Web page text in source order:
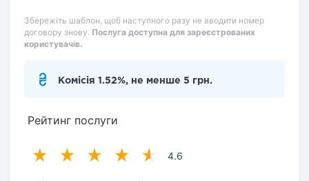
Збережіть шаблон, щоб наступного разу не вводити номер
договору знову. Послуга доступна для зареєстрованих
користувачів.
Комісія 1.52%, не менше 5 грн.
Рейтинг послуги
4.6